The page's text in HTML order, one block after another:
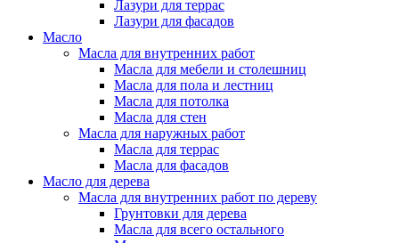
Лазури для террас
Лазури для фасадов
Масло
Масла для внутренних работ
Масла для мебели и столешниц
Масла для пола и лестниц
Масла для потолка
Масла для стен
Масла для наружных работ
Масла для террас
Масла для фасадов
Масло для дерева
Масла для внутренних работ по дереву
Грунтовки для дерева
Масла для всего остального